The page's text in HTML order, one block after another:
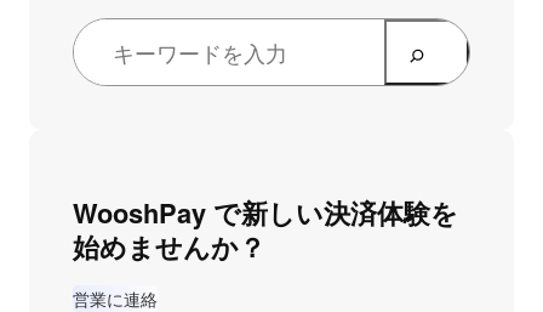
WooshPay で新しい決済体験を
始めませんか？
営業に連絡